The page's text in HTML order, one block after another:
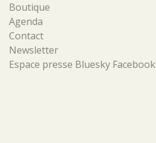
Boutique
Agenda
Contact
Newsletter
Espace presse Bluesky Facebook